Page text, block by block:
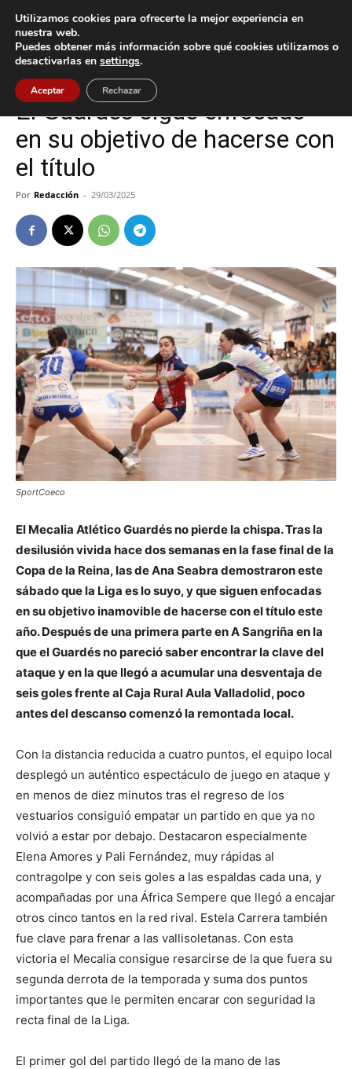
Inicio A Guarda
A Guarda Deportes
El Guardés sigue enfocado
en su objetivo de hacerse con
el título
Por Redacción - 29/03/2025
SportCoeco
El Mecalia Atlético Guardés no pierde la chispa. Tras la
desilusión vivida hace dos semanas en la fase final de la
Copa de la Reina, las de Ana Seabra demostraron este
sábado que la Liga es lo suyo, y que siguen enfocadas
en su objetivo inamovible de hacerse con el título este
año. Después de una primera parte en A Sangriña en la
que el Guardés no pareció saber encontrar la clave del
ataque y en la que llegó a acumular una desventaja de
seis goles frente al Caja Rural Aula Valladolid, poco
antes del descanso comenzó la remontada local.
Con la distancia reducida a cuatro puntos, el equipo local
desplegó un auténtico espectáculo de juego en ataque y
en menos de diez minutos tras el regreso de los
vestuarios consiguió empatar un partido en que ya no
volvió a estar por debajo. Destacaron especialmente
Elena Amores y Pali Fernández, muy rápidas al
contragolpe y con seis goles a las espaldas cada una, y
acompañadas por una África Sempere que llegó a encajar
otros cinco tantos en la red rival. Estela Carrera también
fue clave para frenar a las vallisoletanas. Con esta
victoria el Mecalia consigue resarcirse de la que fuera su
segunda derrota de la temporada y suma dos puntos
importantes que le permiten encarar con seguridad la
recta final de la Liga.
El primer gol del partido llegó de la mano de las
Utilizamos cookies para ofrecerte la mejor experiencia en
nuestra web.
Puedes obtener más información sobre qué cookies utilizamos o
desactivarlas en settings.
Aceptar Rechazar